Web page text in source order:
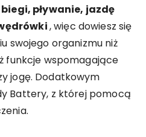
biegi, pływanie, jazdę
, więc dowiesz się
swojego organizmu niż
funkcje wspomagające
jogę. Dodatkowym
Battery, z której pomocą